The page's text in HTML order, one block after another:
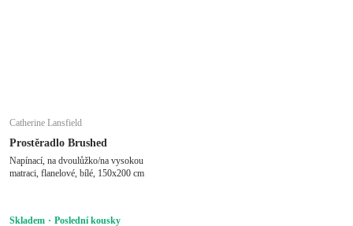
Catherine Lansfield
Prostěradlo Brushed
Napínací, na dvoulůžko/na vysokou
matraci, flanelové, bílé, 150x200 cm
Skladem Poslední kousky